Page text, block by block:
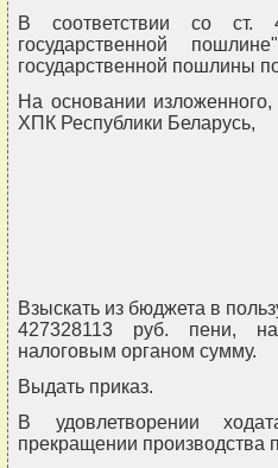
В соответствии со ст.
государственной
государственной пошлины
На основании изложенного,
ХПК Республики Беларусь,
Взыскать из бюджета в
427328113 руб. пени,
налоговым органом сумму.
Выдать приказ.
В удовлетворении
прекращении производства